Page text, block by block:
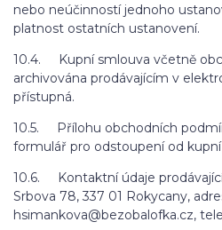
nebo neúčinností jednoho
platnost ostatních ustanovení.
10.4. Kupní smlouva včetně
archivována prodávajícím v
přístupná.
10.5. Přílohu obchodních
formulář pro odstoupení od
10.6. Kontaktní údaje
Srbova 78, 337 01 Rokycany,
hsimankova@bezobalofka.cz,